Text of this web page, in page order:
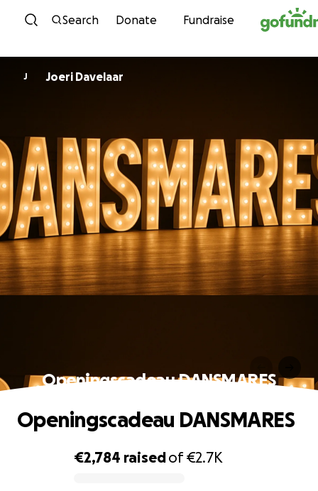
Skip to content
Search Donate Fundraise
J Joeri Davelaar
Openingscadeau DANSMARES
€2,784 raisedof€2.7K
Openingscadeau DANSMARES